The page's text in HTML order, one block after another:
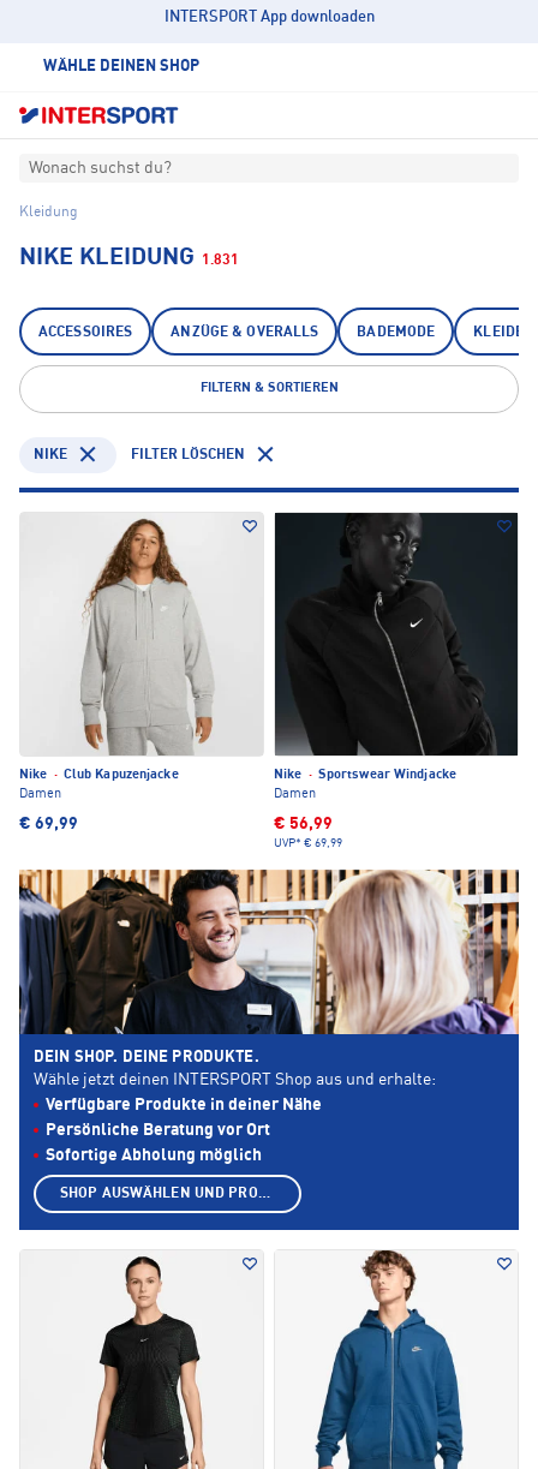
INTERSPORT App downloaden
WÄHLE DEINEN SHOP
Wonach suchst du?
Kleidung
NIKE KLEIDUNG 1.831
ACCESSOIRES ANZÜGE & OVERALLS BADEMODE KLEIDER
FILTERN & SORTIEREN
NIKE FILTER LÖSCHEN
Nike · Club Kapuzenjacke
Damen
€ 69,99
Nike · Sportswear Windjacke
Damen
€ 56,99
UVP* € 69,99
DEIN SHOP. DEINE PRODUKTE.
Wähle jetzt deinen INTERSPORT Shop aus und erhalte:
Verfügbare Produkte in deiner Nähe
Persönliche Beratung vor Ort
Sofortige Abholung möglich
SHOP AUSWÄHLEN UND PRODUKTE ANZEIGEN